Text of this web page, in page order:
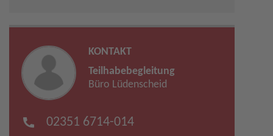
KONTAKT
Teilhabebegleitung
Büro Lüdenscheid
02351 6714-014